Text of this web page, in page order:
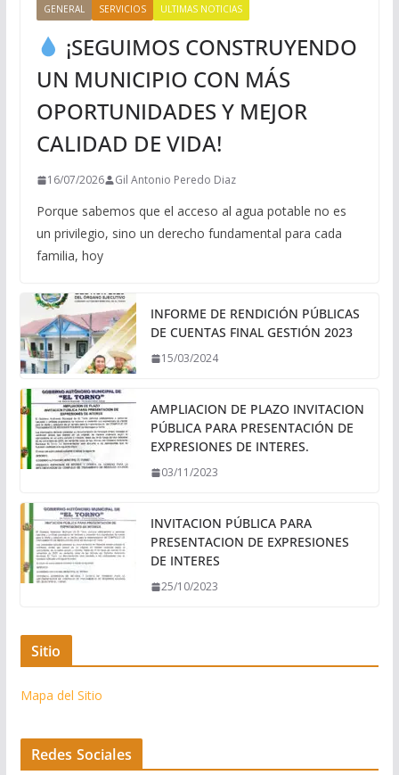
GENERAL SERVICIOS ULTIMAS NOTICIAS
¡SEGUIMOS CONSTRUYENDO
UN MUNICIPIO CON MÁS
OPORTUNIDADES Y MEJOR
CALIDAD DE VIDA!
16/07/2026 Gil Antonio Peredo Diaz
Porque sabemos que el acceso al agua potable no es
un privilegio, sino un derecho fundamental para cada
familia, hoy
INFORME DE RENDICIÓN PÚBLICAS
DE CUENTAS FINAL GESTIÓN 2023
15/03/2024
AMPLIACION DE PLAZO INVITACION
PÚBLICA PARA PRESENTACIÓN DE
EXPRESIONES DE INTERES.
03/11/2023
INVITACION PÚBLICA PARA
PRESENTACION DE EXPRESIONES
DE INTERES
25/10/2023
Sitio
Mapa del Sitio
Redes Sociales